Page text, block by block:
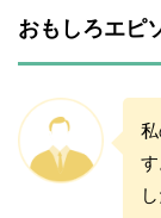
おもしろエピ